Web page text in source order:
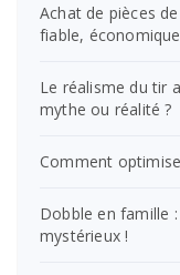
Achat de pièces
fiable,
Le réalisme du tir
mythe ou réalité ?
Comment
Dobble en famille
mystérieux !